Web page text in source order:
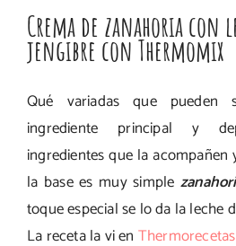
Crema de zanahoria con
jengibre con Thermomix
Qué variadas que pueden
ingrediente principal y
ingredientes que la acompañen
la base es muy simple
toque especial se lo da la leche
La receta la vi en Thermorecetas